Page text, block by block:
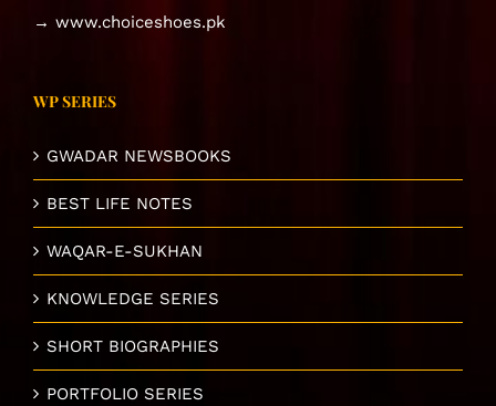
→ www.choiceshoes.pk
WP SERIES
GWADAR NEWSBOOKS
BEST LIFE NOTES
WAQAR-E-SUKHAN
KNOWLEDGE SERIES
SHORT BIOGRAPHIES
PORTFOLIO SERIES